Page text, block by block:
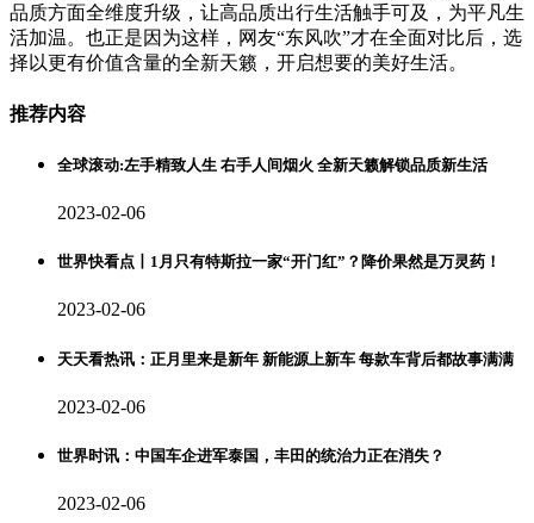
品质方面全维度升级，让高品质出行生活触手可及，为平凡生
活加温。也正是因为这样，网友“东风吹”才在全面对比后，选
择以更有价值含量的全新天籁，开启想要的美好生活。
推荐内容
全球滚动:左手精致人生 右手人间烟火 全新天籁解锁品质新生活
2023-02-06
世界快看点丨1月只有特斯拉一家“开门红”？降价果然是万灵药！
2023-02-06
天天看热讯：正月里来是新年 新能源上新车 每款车背后都故事满满
2023-02-06
世界时讯：中国车企进军泰国，丰田的统治力正在消失？
2023-02-06